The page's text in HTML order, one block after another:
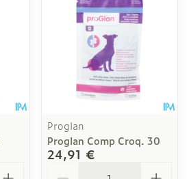
Proglan
Proglan Comp Croq. 30
24,91 €